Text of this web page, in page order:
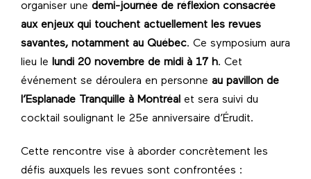
organiser une demi-journée de réflexion consacrée
aux enjeux qui touchent actuellement les revues
savantes, notamment au Québec. Ce symposium aura
lieu le lundi 20 novembre de midi à 17 h. Cet
événement se déroulera en personne au pavillon de
l’Esplanade Tranquille à Montréal et sera suivi du
cocktail soulignant le 25e anniversaire d’Érudit.
Cette rencontre vise à aborder concrètement les
défis auxquels les revues sont confrontées :